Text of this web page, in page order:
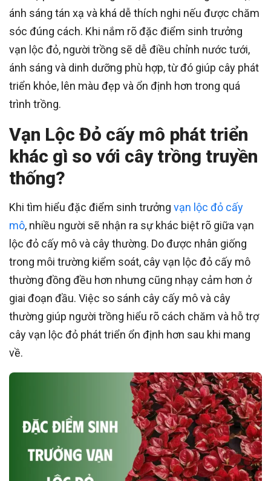
ánh sáng tán xạ và khá dễ thích nghi nếu được chăm
sóc đúng cách. Khi nắm rõ đặc điểm sinh trưởng
vạn lộc đỏ, người trồng sẽ dễ điều chỉnh nước tưới,
ánh sáng và dinh dưỡng phù hợp, từ đó giúp cây phát
triển khỏe, lên màu đẹp và ổn định hơn trong quá
trình trồng.
Vạn Lộc Đỏ cấy mô phát triển
khác gì so với cây trồng truyền
thống?
Khi tìm hiểu đặc điểm sinh trưởng vạn lộc đỏ cấy
mô, nhiều người sẽ nhận ra sự khác biệt rõ giữa vạn
lộc đỏ cấy mô và cây thường. Do được nhân giống
trong môi trường kiểm soát, cây vạn lộc đỏ cấy mô
thường đồng đều hơn nhưng cũng nhạy cảm hơn ở
giai đoạn đầu. Việc so sánh cây cấy mô và cây
thường giúp người trồng hiểu rõ cách chăm và hỗ trợ
cây vạn lộc đỏ phát triển ổn định hơn sau khi mang
về.